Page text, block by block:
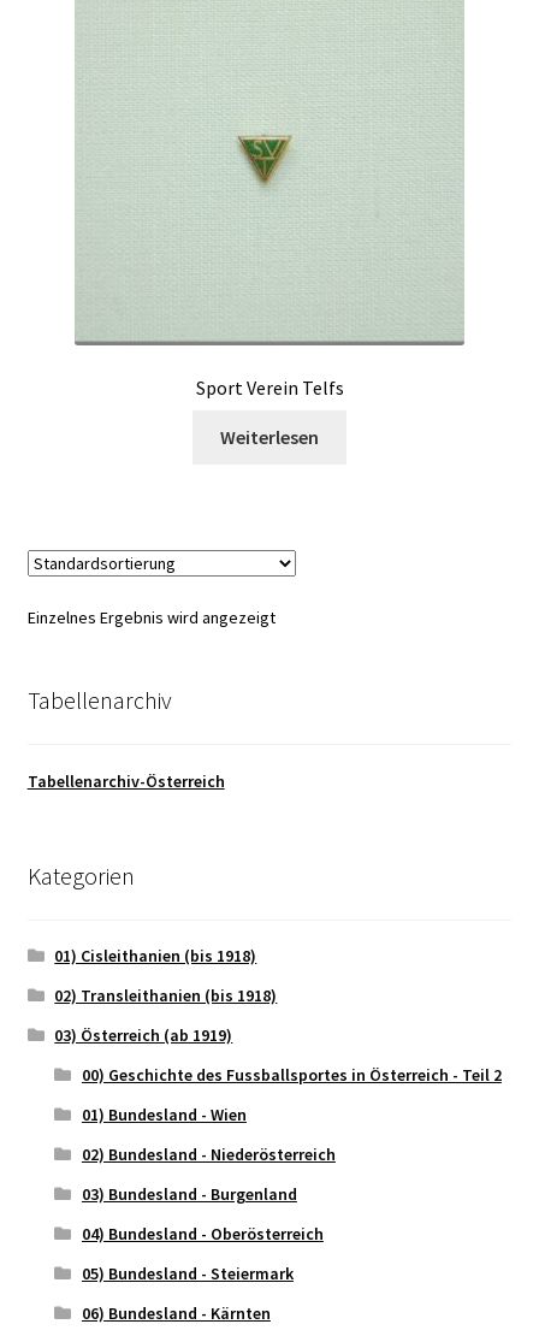
Sport Verein Telfs
Weiterlesen
Einzelnes Ergebnis wird angezeigt
Tabellenarchiv
Tabellenarchiv-Österreich
Kategorien
01) Cisleithanien (bis 1918)
02) Transleithanien (bis 1918)
03) Österreich (ab 1919)
00) Geschichte des Fussballsportes in Österreich - Teil 2
01) Bundesland - Wien
02) Bundesland - Niederösterreich
03) Bundesland - Burgenland
04) Bundesland - Oberösterreich
05) Bundesland - Steiermark
06) Bundesland - Kärnten